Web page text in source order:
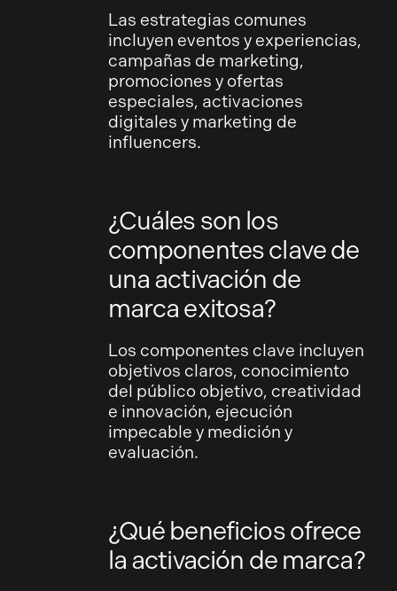
Las estrategias comunes
incluyen eventos y experiencias,
campañas de marketing,
promociones y ofertas
especiales, activaciones
digitales y marketing de
influencers.
¿Cuáles son los
componentes clave de
una activación de
marca exitosa?
Los componentes clave incluyen
objetivos claros, conocimiento
del público objetivo, creatividad
e innovación, ejecución
impecable y medición y
evaluación.
¿Qué beneficios ofrece
la activación de marca?